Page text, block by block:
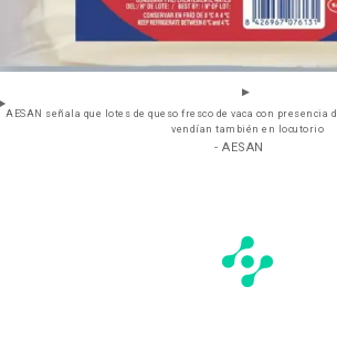
AESAN señala que lotes de queso fresco de vaca con presencia
vendían también en locutorio
- AESAN